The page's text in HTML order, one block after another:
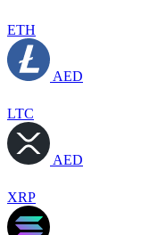
ETH
AED
LTC
AED
XRP